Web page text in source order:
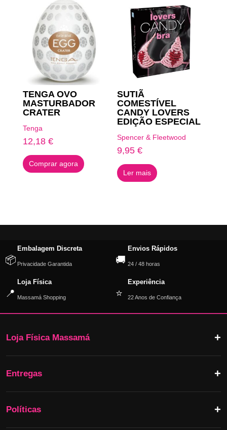
TENGA OVO
MASTURBADOR
CRATER
Tenga
12,18 €
Comprar agora
SUTIÃ
COMESTÍVEL
CANDY LOVERS
EDIÇÃO ESPECIAL
Spencer & Fleetwood
9,95€
Ler mais
📦
Embalagem Discreta
Privacidade Garantida 🚚
Envios Rápidos
24 / 48 horas
📍
Loja Física
Massamá Shopping ⭐
Experiência
22 Anos de Confiança
Loja Física Massamá
Entregas
Políticas